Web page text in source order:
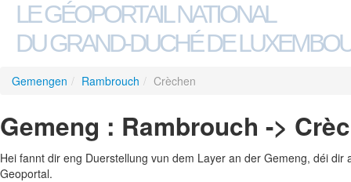
LE GÉOPORTAIL NATIONAL
DU GRAND-DUCHÉ DE
Gemengen / Rambrouch / Crèchen
Gemeng : Rambrouch ->
Hei fannt dir eng Duerstellung vun dem Layer an der Gemeng, déi
Geoportal.